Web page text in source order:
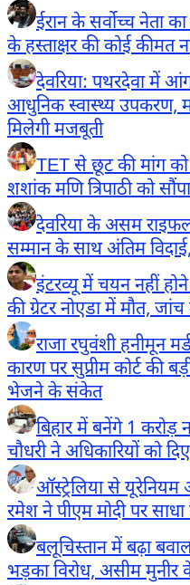
ईरान के सर्वोच्च नेता
के हस्ताक्षर की कोई कीमत
देवरिया: पथरदेवा में
आधुनिक स्वास्थ्य उपकरण,
मिलेगी मजबूती
TET से छूट की मांग को
शशांक मणि त्रिपाठी को
देवरिया के असम
सम्मान के साथ अंतिम
इंटरव्यू में चयन नहीं
की ग्रेटर नोएडा में मौत,
राजा रघुवंशी हनीमून
कारण पर सुप्रीम कोर्ट की
भेजने के संकेत
बिहार में बनेंगे 1 करोड़
चौधरी ने अधिकारियों को
ऑस्ट्रेलिया से यूरेनियम
रमेश ने पीएम मोदी पर साधा
बलूचिस्तान में बढ़ा
भड़का विरोध, असीम